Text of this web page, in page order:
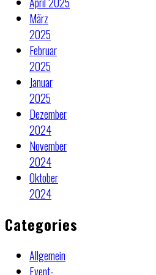
März
2025
Februar
2025
Januar
2025
Dezember
2024
November
2024
Oktober
2024
Categories
Allgemein
Event-